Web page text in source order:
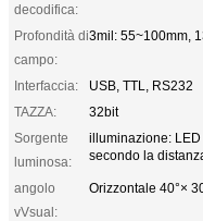
decodifica:
Profondità di
campo:
3mil: 55~100mm,
Interfaccia:
USB, TTL, RS232
TAZZA:
32bit
Sorgente
luminosa:
illuminazione:
secondo la
angolo
vVsual:
Orizzontale 40°×